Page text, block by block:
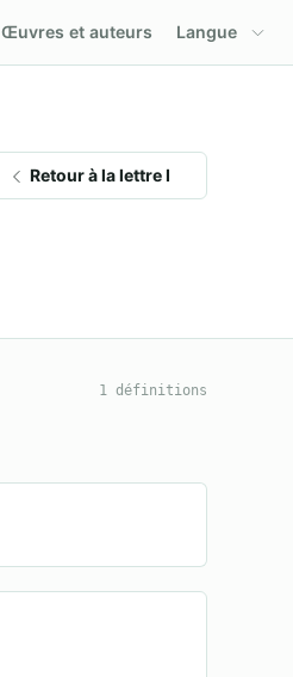
Œuvres et auteurs Langue
Retour à la lettre I
1 définitions